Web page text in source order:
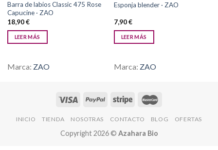
Barra de labios Classic 475 Rose
Capucine · ZAO
18,90€
LEER MÁS
Marca: ZAO
Esponja blender · ZAO
7,90€
LEER MÁS
Marca: ZAO
INICIO TIENDA NOSOTRAS CONTACTO BLOG OFERTAS
Copyright 2026 © Azahara Bio